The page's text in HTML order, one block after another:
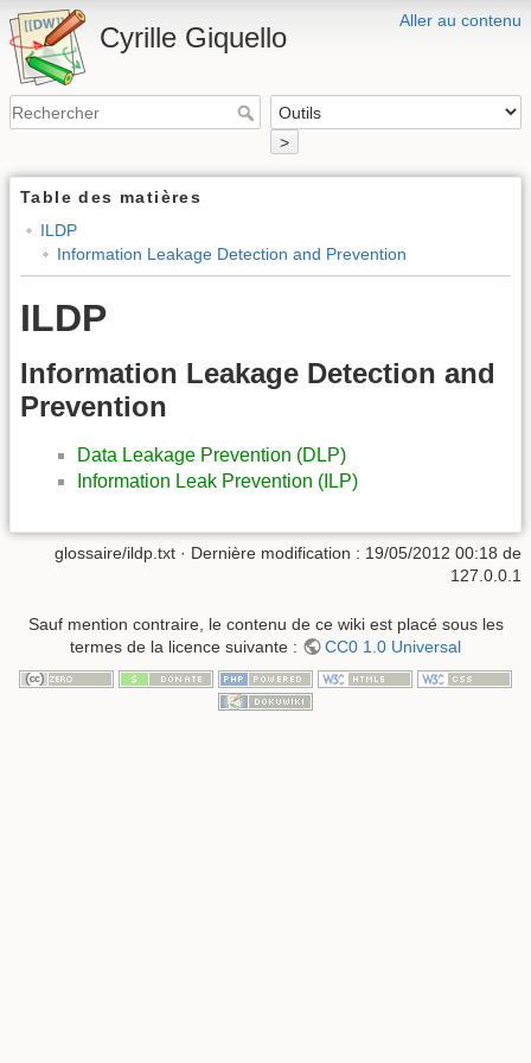
Aller au contenu
Cyrille Giquello
>
Table des matières
ILDP
Information Leakage Detection and Prevention
ILDP
Information Leakage Detection and
Prevention
Data Leakage Prevention (DLP)
Information Leak Prevention (ILP)
glossaire/ildp.txt · Dernière modification : 19/05/2012 00:18 de
127.0.0.1
Sauf mention contraire, le contenu de ce wiki est placé sous les
termes de la licence suivante :
CC0 1.0 Universal